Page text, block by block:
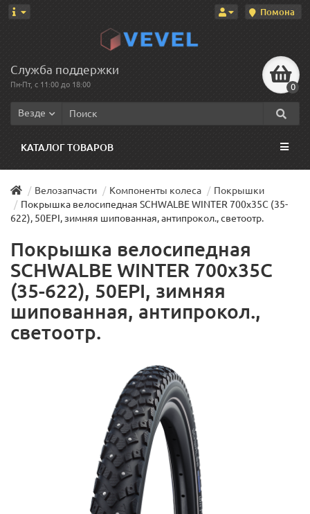
Помона
Служба поддержки
Пн-Пт, с 11:00 до 18:00 0
Везде
КАТАЛОГ ТОВАРОВ
Велозапчасти Компоненты колеса
Покрышки
Покрышка велосипедная SCHWALBE WINTER 700x35C (35-
622), 50EPI, зимняя шипованная, антипрокол., светоотр.
Покрышка велосипедная
SCHWALBE WINTER 700x35C
(35-622), 50EPI, зимняя
шипованная, антипрокол.,
светоотр.